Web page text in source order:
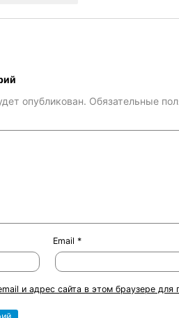
опубликован. Обязательные
Email*
и адрес сайта в этом браузере